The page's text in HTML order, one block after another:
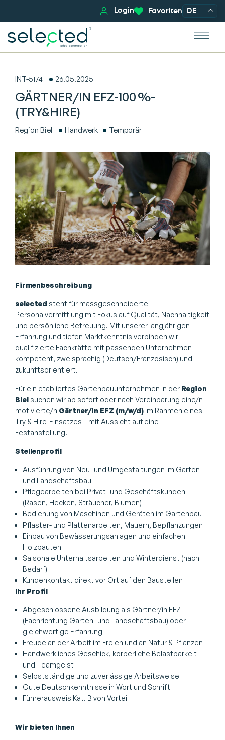
Login Favoriten DE
INT-5174 26.05.2025
GÄRTNER/IN EFZ-100 %-
(TRY&HIRE)
Region Biel Handwerk Temporär
Firmenbeschreibung
selected steht für massgeschneiderte
Personalvermittlung mit Fokus auf Qualität, Nachhaltigkeit
und persönliche Betreuung. Mit unserer langjährigen
Erfahrung und tiefen Marktkenntnis verbinden wir
qualifizierte Fachkräfte mit passenden Unternehmen –
kompetent, zweisprachig (Deutsch/Französisch) und
zukunftsorientiert.
Für ein etabliertes Gartenbauunternehmen in der Region
Bielsuchen wir ab sofort oder nach Vereinbarung eine/n
motivierte/n Gärtner/in EFZ (m/w/d) im Rahmen eines
Try & Hire-Einsatzes – mit Aussicht auf eine
Festanstellung.
Stellenprofil
Ausführung von Neu- und Umgestaltungen im Garten-
und Landschaftsbau
Pflegearbeiten bei Privat- und Geschäftskunden
(Rasen, Hecken, Sträucher, Blumen)
Bedienung von Maschinen und Geräten im Gartenbau
Pflaster- und Plattenarbeiten, Mauern, Bepflanzungen
Einbau von Bewässerungsanlagen und einfachen
Holzbauten
Saisonale Unterhaltsarbeiten und Winterdienst (nach
Bedarf)
Kundenkontakt direkt vor Ort auf den Baustellen
Ihr Profil
Abgeschlossene Ausbildung als Gärtner/in EFZ
(Fachrichtung Garten- und Landschaftsbau) oder
gleichwertige Erfahrung
Freude an der Arbeit im Freien und an Natur & Pflanzen
Handwerkliches Geschick, körperliche Belastbarkeit
und Teamgeist
Selbstständige und zuverlässige Arbeitsweise
Gute Deutschkenntnisse in Wort und Schrift
Führerausweis Kat. B von Vorteil
Wir bieten Ihnen